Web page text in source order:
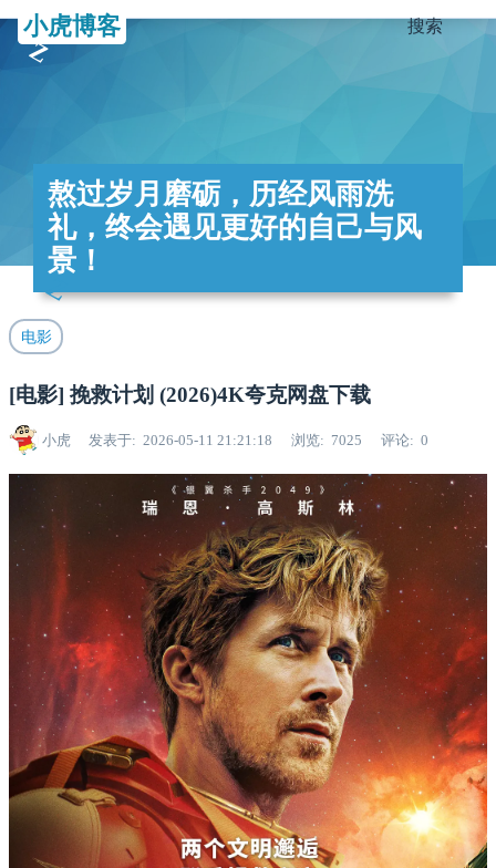
小虎博客 搜索
熬过岁月磨砺，历经风雨洗
礼，终会遇见更好的自己与风
景！
电影
[电影] 挽救计划 (2026)4K夸克网盘下载
小虎 发表于 2026-05-11 21:21:18 浏览 7025 评论 0